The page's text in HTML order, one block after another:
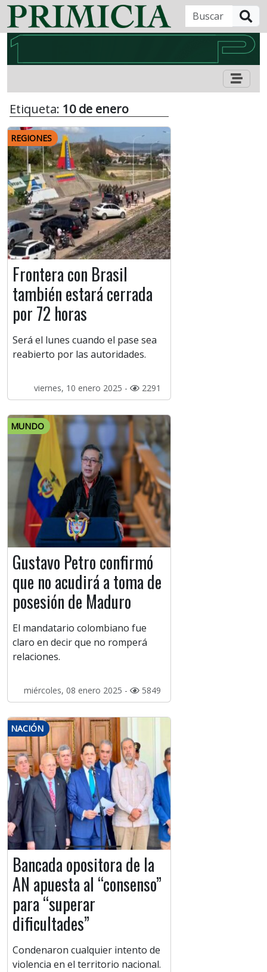
Etiqueta: 10 de enero
REGIONES
Frontera con Brasil
también estará cerrada
por 72 horas
Será el lunes cuando el pase sea
reabierto por las autoridades.
viernes, 10 enero 2025 - 2291
MUNDO
Gustavo Petro confirmó
que no acudirá a toma de
posesión de Maduro
El mandatario colombiano fue
claro en decir que no romperá
relaciones.
miércoles, 08 enero 2025 - 5849
NACIÓN
Bancada opositora de la
AN apuesta al “consenso”
para “superar
dificultades”
Condenaron cualquier intento de
violencia en el territorio nacional.